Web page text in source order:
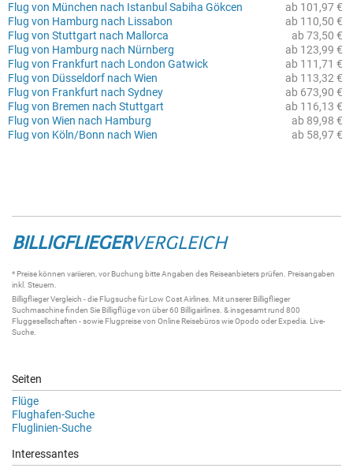
ab 101,97 €
Flug von München nach Istanbul Sabiha Gökcen
ab 110,50 €
Flug von Hamburg nach Lissabon
ab 73,50 €
Flug von Stuttgart nach Mallorca
ab 123,99 €
Flug von Hamburg nach Nürnberg
ab 111,71 €
Flug von Frankfurt nach London Gatwick
ab 113,32 €
Flug von Düsseldorf nach Wien
ab 673,90 €
Flug von Frankfurt nach Sydney
ab 116,13 €
Flug von Bremen nach Stuttgart
ab 89,98 €
Flug von Wien nach Hamburg
ab 58,97 €
Flug von Köln/Bonn nach Wien
BILLIGFLIEGERVERGLEICH
* Preise können variieren, vor Buchung bitte Angaben des Reiseanbieters prüfen. Preisangaben
inkl. Steuern.
BilligfliegerVergleich - die Flugsuchefür Low Cost Airlines. Mit unsererBilligflieger
Suchmaschinefinden Sie Billigflügevon über 60 Billigairlines . & insgesamt rund 800
Fluggesellschaften - sowie Flugpreise von Online Reisebüros wie Opodo oder Expedia. Live-
Suche
Seiten
Flüge
Flughafen-Suche
Fluglinien-Suche
Interessantes